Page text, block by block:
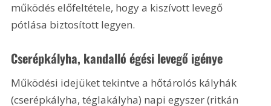
működés előfeltétele, hogy a kiszívott levegő
pótlása biztosított legyen.
Cserépkályha, kandalló égési levegő igénye
Működési idejüket tekintve a hőtárolós kályhák
(cserépkályha, téglakályha) napi egyszer (ritkán